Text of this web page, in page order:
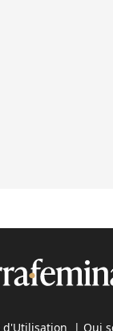
d'Utilisation | Qui